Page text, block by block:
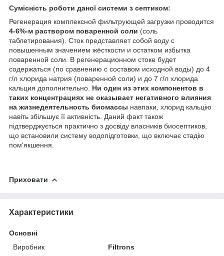
Сумісність роботи даної системи з септиком:
Регенерация комплексной фильтрующей загрузки проводится
4-6%-м раствором поваренной соли (соль
таблетирования). Сток представляет собой воду с
повышенным значением жёсткости и остатком избытка
поваренной соли. В регенерационном стоке будет
содержаться (по сравнению с составом исходной воды) до 4
г/л хлорида натрия (поваренной соли) и до 7 г/л хлорида
кальция дополнительно. Ни один из этих компонентов в
таких концентрациях не оказывает негативного влияния
на жизнедеятельность биомассы навпаки, хлорид кальцію
навіть збільшує її активність. Даний факт також
підтверджується практично з досвіду власників биосептиков,
що встановили систему водопідготовки, що включає стадію
пом'якшення.
Приховати
Характеристики
Основні
Виробник
Filtrons